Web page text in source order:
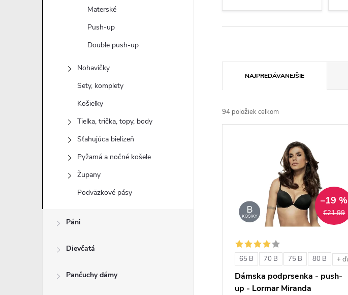
Materské
Push-up
Double push-up
Nohavičky
Sety, komplety
Košieľky
Tielka, trička, topy, body
Sťahujúca bielizeň
Pyžamá a nočné košele
Župany
Podväzkové pásy
Páni
Dievčatá
Pančuchy dámy
a
d
NAJPREDÁVANEJŠIE
94 položiek celkom
€21,99
–19 %
65 B 70 B 75 B 80 B +
Dámska podprsenka - push-
up - Lormar Miranda